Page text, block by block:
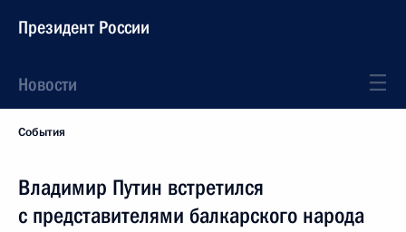
Президент России
Новости
События
Владимир Путин встретился
с представителями балкарского народа